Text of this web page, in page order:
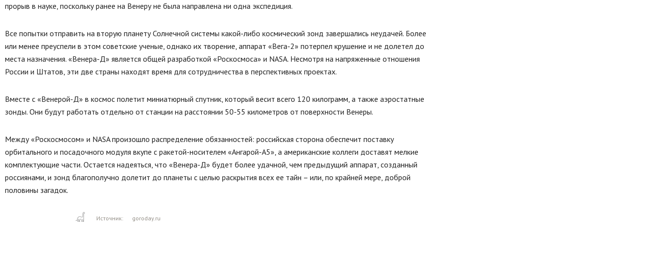
прорыв в науке, поскольку ранее на Венеру не была направлена ни одна экспедиция.
Все попытки отправить на вторую планету Солнечной системы какой-либо космический зонд завершались неудачей. Более
или менее преуспели в этом советские ученые, однако их творение, аппарат «Вега-2» потерпел крушение и не долетел до
места назначения. «Венера-Д» является общей разработкой «Роскосмоса» и NASA. Несмотря на напряженные отношения
России и Штатов, эти две страны находят время для сотрудничества в перспективных проектах.
Вместе с «Венерой-Д» в космос полетит миниатюрный спутник, который весит всего 120 килограмм, а также аэростатные
зонды. Они будут работать отдельно от станции на расстоянии 50-55 километров от поверхности Венеры.
Между «Роскосмосом» и NASA произошло распределение обязанностей: российская сторона обеспечит поставку
орбитального и посадочного модуля вкупе с ракетой-носителем «Ангарой-А5», а американские коллеги доставят мелкие
комплектующие части. Остается надеяться, что «Венера-Д» будет более удачной, чем предыдущий аппарат, созданный
россиянами, и зонд благополучно долетит до планеты с целью раскрытия всех ее тайн – или, по крайней мере, доброй
половины загадок.
Источник: goroday.ru